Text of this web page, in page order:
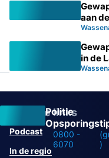
aan
in de
Politie
0800 -
6070
)
Overige links
Podcast
In de regio